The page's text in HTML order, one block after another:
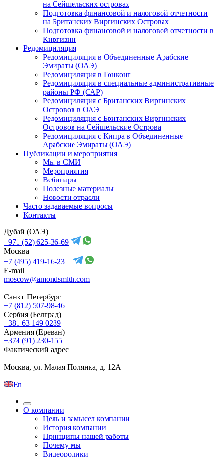
на Сейшельских островах
Подготовка финансовой и налоговой отчетности
на Британских Виргинских Островах
Подготовка финансовой и налоговой отчетности в
Киргизии
Редомициляция
Редомициляция в Объединенные Арабские
Эмираты (ОАЭ)
Редомициляция в Гонконг
Редомициляция в специальные административные
районы РФ (САР)
Редомициляция с Британских Виргинских
Островов в ОАЭ
Редомициляция с Британских Виргинских
Островов на Сейшельские Острова
Редомициляция с Кипра в Объединенные
Арабские Эмираты (ОАЭ)
Публикации и мероприятия
Мы в СМИ
Мероприятия
Вебинары
Полезные материалы
Новости отрасли
Часто задаваемые вопросы
Контакты
Дубай (ОАЭ)
+971 (52) 625-36-69
Москва
+7 (495) 419-16-23
E-mail
moscow@amondsmith.com
Санкт-Петербург
+7 (812) 507-98-46
Сербия (Белград)
+381 63 149 0289
Армения (Ереван)
+374 (91) 230-155
Фактический адрес
Москва, ул. Малая Полянка, д. 12А
En
О компании
Цель и замысел компании
История компании
Принципы нашей работы
Почему мы
Видеоролики